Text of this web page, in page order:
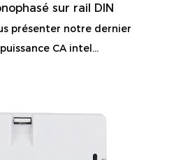
sur rail DIN
présenter notre dernier
CA intel...